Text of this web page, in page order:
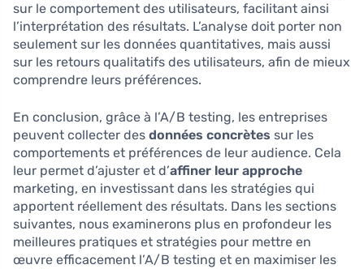
sur le comportement des utilisateurs, facilitant ainsi
l’interprétation des résultats. L’analyse doit porter non
seulement sur les données quantitatives, mais aussi
sur les retours qualitatifs des utilisateurs, afin de mieux
comprendre leurs préférences.
En conclusion, grâce à l’A/B testing, les entreprises
peuvent collecter des données concrètes sur les
comportements et préférences de leur audience. Cela
leur permet d’ajuster et d’affiner leur approche
marketing, en investissant dans les stratégies qui
apportent réellement des résultats. Dans les sections
suivantes, nous examinerons plus en profondeur les
meilleures pratiques et stratégies pour mettre en
œuvre efficacement l’A/B testing et en maximiser les